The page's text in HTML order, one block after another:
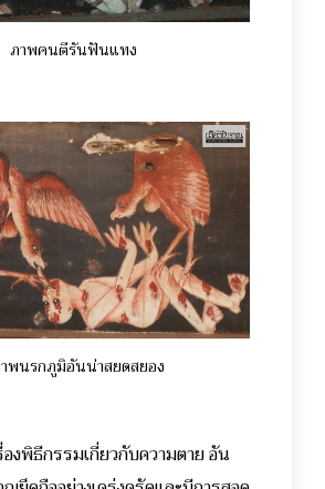
ภาพคนตีรันฟันแทง
พนรกภูมิอันน่าสยดสยอง
องพิธีกรรมเกี่ยวกับความตาย อัน